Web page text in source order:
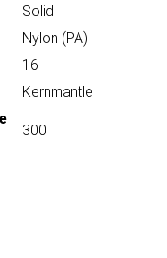
Solid
Nylon (PA)
16
Kernmantle
300